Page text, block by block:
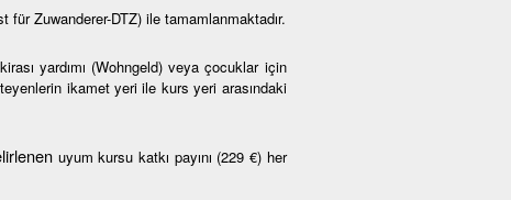
Zuwanderer-DTZ) ile tamamlanmaktadır.
yardımı (Wohngeld) veya çocuklar için
ikamet yeri ile kurs yeri arasındaki
uyum kursu katkı payını (229 €) her